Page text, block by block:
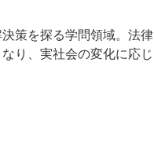
策を探る学問領域。法律
り、実社会の変化に応じ